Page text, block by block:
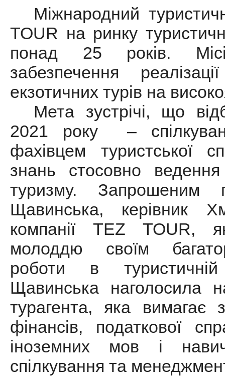
Міжнародний
TOUR на ринку
понад 25 років.
забезпечення
екзотичних турів на
Мета зустрічі, що
2021 року –
фахівцем туристської
знань стосовно
туризму. Запрошеним
Щавинська, керівник
компанії ТEZ TOUR,
молоддю своїм
роботи в
Щавинська наголосила
турагента, яка вимагає
фінансів, податкової
іноземних мов і
спілкування та